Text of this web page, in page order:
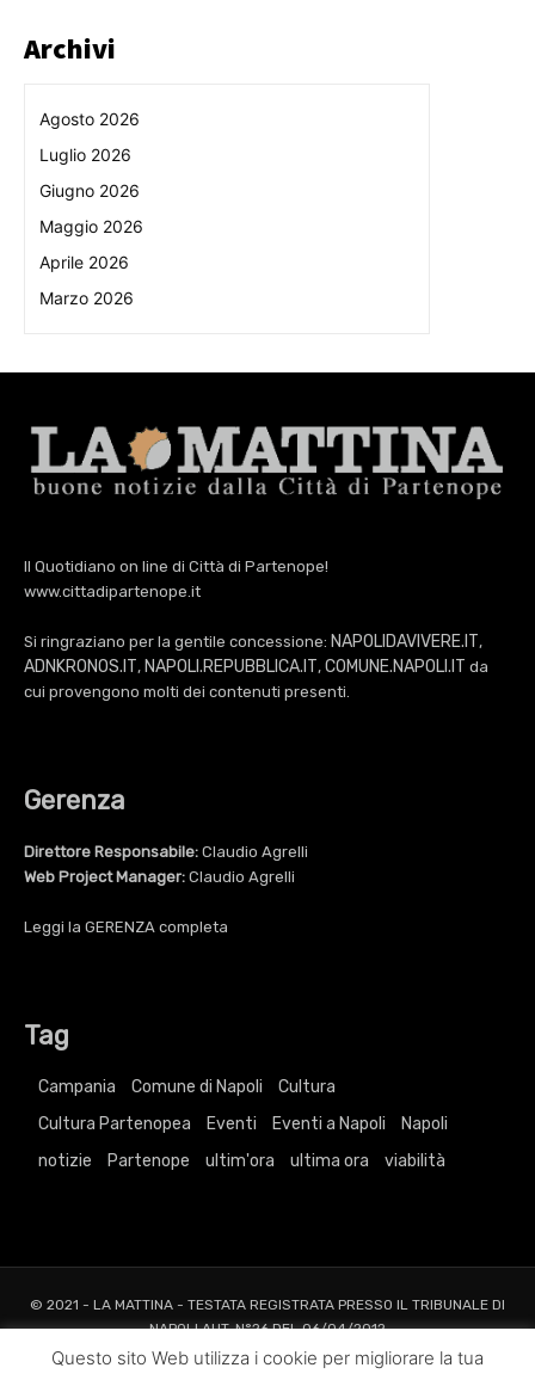
Archivi
Agosto 2026
Luglio 2026
Giugno 2026
Maggio 2026
Aprile 2026
Marzo 2026
Il Quotidiano on line di Città di Partenope!
www.cittadipartenope.it
Si ringraziano per la gentile concessione: NAPOLIDAVIVERE.IT,
ADNKRONOS.IT, NAPOLI.REPUBBLICA.IT, COMUNE.NAPOLI.IT da
cui provengono molti dei contenuti presenti.
Gerenza
Direttore Responsabile: Claudio Agrelli
Web Project Manager: Claudio Agrelli
Leggi la GERENZA completa
Tag
Campania Comune di Napoli
Cultura
Cultura Partenopea
Eventi Eventi a Napoli
Napoli
notizie
Partenope ultim'ora ultima ora viabilità
© 2021 - LA MATTINA - TESTATA REGISTRATA PRESSO IL TRIBUNALE DI
NAPOLI AUT. N°26 DEL 06/04/2012
ALL RIGHTS RESERVED TO AGRELLI&BASTA SRL |Privacy|Cookie|
Questo sito Web utilizza i cookie per migliorare la tua